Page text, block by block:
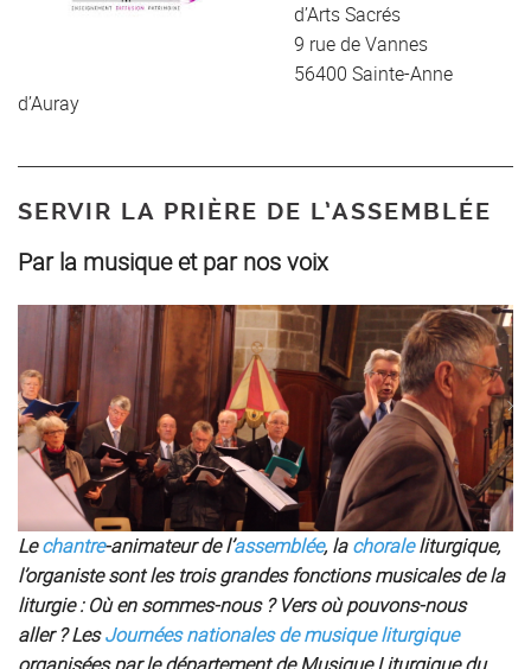
d’Arts Sacrés
9 rue de Vannes
56400 Sainte-Anne
d’Auray
SERVIR LA PRIÈRE DE L’ASSEMBLÉE
Par la musique et par nos voix
Lechantre-animateur de l’assemblée, lachoraleliturgique,
l’organiste sont les trois grandes fonctions musicales de la
liturgie : Où en sommes-nous ? Vers où pouvons-nous
aller ? LesJournées nationales de musique liturgique